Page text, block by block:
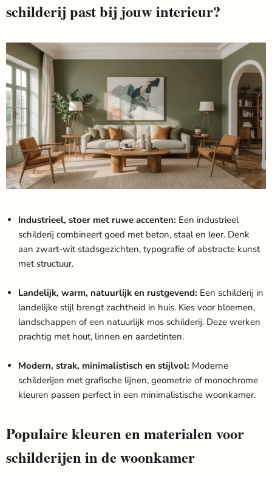
schilderij past bij jouw interieur?
Industrieel, stoer met ruwe accenten: Een industrieel
schilderij combineert goed met beton, staal en leer. Denk
aan zwart-wit stadsgezichten, typografie of abstracte kunst
met structuur.
Landelijk, warm, natuurlijk en rustgevend: Een schilderij in
landelijke stijl brengt zachtheid in huis. Kies voor bloemen,
landschappen of een natuurlijk mos schilderij. Deze werken
prachtig met hout, linnen en aardetinten.
Modern, strak, minimalistisch en stijlvol: Moderne
schilderijen met grafische lijnen, geometrie of monochrome
kleuren passen perfect in een minimalistische woonkamer.
Populaire kleuren en materialen voor
schilderijen in de woonkamer